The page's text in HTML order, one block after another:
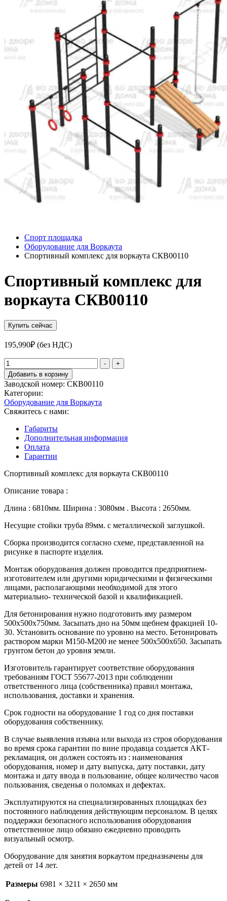
Спорт площадка
Оборудование для Воркаута
Спортивный комплекс для воркаута СКВ00110
Спортивный комплекс для
воркаута СКВ00110
Купить сейчас
195,990₽ (без НДС)
Количество
товара
Спортивный
комплекс
для
воркаута
СКВ00110
-
+
Добавить в корзину
Заводской номер: СКВ00110
Категории:
Оборудование для Воркаута
Свяжитесь с нами:
Габариты
Дополнительная информация
Оплата
Гарантии
Спортивный комплекс для воркаута СКВ00110
Описание товара :
Длина : 6810мм. Ширина : 3080мм . Высота : 2650мм.
Несущие стойки труба 89мм. с металлической заглушкой.
Сборка производится согласно схеме, представленной на
рисунке в паспорте изделия.
Монтаж оборудования должен проводится предприятием-
изготовителем или другими юридическими и физическими
лицами, располагающими необходимой для этого
материально- технической базой и квалификацией.
Для бетонирования нужно подготовить яму размером
500х500х750мм. Засыпать дно на 50мм щебнем фракцией 10-
30. Установить основание по уровню на место. Бетонировать
раствором марки М150-М200 не менее 500х500х650. Засыпать
грунтом бетон до уровня земли.
Изготовитель гарантирует соответствие оборудования
требованиям ГОСТ 55677-2013 при соблюдении
ответственного лица (собственника) правил монтажа,
использования, доставки и хранения.
Срок годности на оборудование 1 год со дня поставки
оборудования собственнику.
В случае выявления изъяна или выхода из строя оборудования
во время срока гарантии по вине продавца создается АКТ-
рекламация, он должен состоять из : наименования
оборудования, номер и дату выпуска, дату поставки, дату
монтажа и дату ввода в пользование, общее количество часов
пользования, сведенья о поломках и дефектах.
Эксплуатируются на специализированных площадках без
постоянного наблюдения действующим персоналом. В целях
поддержки безопасного использования оборудования
ответственное лицо обязано ежедневно проводить
визуальный осмотр.
Оборудование для занятия воркаутом предназначены для
детей от 14 лет.
Размеры 6981 × 3211 × 2650 мм